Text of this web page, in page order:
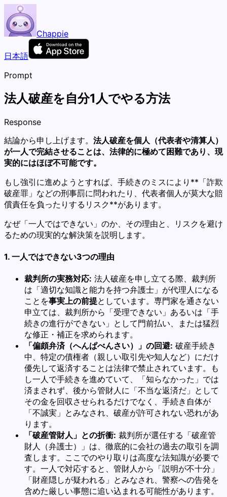
Chappie
日本語
Prompt
法人破産を自分1人でやる方法
Response
結論から申し上げます。 法人破産を個人（代表者や清算人）
が一人で完結させることは、法律的に極めて困難であり、現
実的にはほぼ不可能です。
もし強引に進めようとすれば、手続きのミスにより**「詐欺
破産罪」などの刑事罰に問われたり、代表者個人が莫大な賠
償責任を負ったりするリスク**があります。
なぜ「一人ではできない」のか、その理由と、リスクを避け
るための現実的な解決策を説明します。
1. 一人ではできない3つの理由
裁判所の実務対応: 法人破産を申し立てる際、裁判所
は「適切な知識と能力を持つ弁護士」が代理人になる
ことを事実上の前提としています。専門家を通さない
申立ては、裁判所から「受理できない」あるいは「手
続きの進行ができない」として門前払い、または猛烈
な修正・補正を求められます。
「偏頗弁済（へんぱべんさい）」の回避: 破産手続き
中、特定の債権者（親しい取引先や知人など）にだけ
優先して返済することは法律で禁止されています。も
し一人で手続きを進めていて、「知らなかった」では
済まされず、後から管財人に「不当な返済だ」として
その金を回収させられるだけでなく、手続き自体が
「不誠実」とみなされ、破産が許可されない恐れがあ
ります。
「破産管財人」との折衝: 裁判所が選任する「破産管
財人（弁護士）」は、徹底的に会社の過去の取引を調
査します。ここでのやり取りは高度な法知識が必要で
す。一人で対応すると、管財人から「説明が不十分」
「財産隠しが疑われる」とみなされ、警察への告発を
含めた厳しい事態に追い込まれる可能性があります。